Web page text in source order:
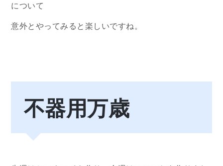
について
意外とやってみると楽しいですね。
不器用万歳